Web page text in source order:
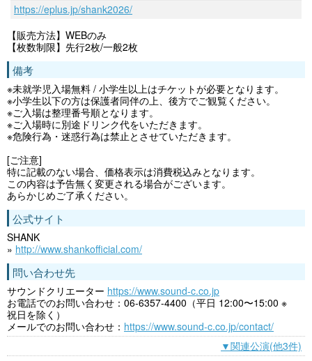
https://eplus.jp/shank2026/
【販売方法】WEBのみ
【枚数制限】先⾏2枚/⼀般2枚
備考
※未就学児⼊場無料 / ⼩学⽣以上はチケットが必要となります。
※⼩学⽣以下の⽅は保護者同伴の上、後⽅でご観覧ください。
※ご入場は整理番号順となります。
※ご入場時に別途ドリンク代をいただきます。
※危険⾏為・迷惑⾏為は禁⽌とさせていただきます。
[ご注意]
特に記載のない場合、価格表示は消費税込みとなります。
この内容は予告無く変更される場合がございます。
あらかじめご了承ください。
公式サイト
SHANK
» http://www.shankofficial.com/
問い合わせ先
サウンドクリエーター https://www.sound-c.co.jp
お電話でのお問い合わせ：06-6357-4400（平日 12:00〜15:00 ※
祝日を除く）
メールでのお問い合わせ： https://www.sound-c.co.jp/contact/
▼関連公演(他3件)